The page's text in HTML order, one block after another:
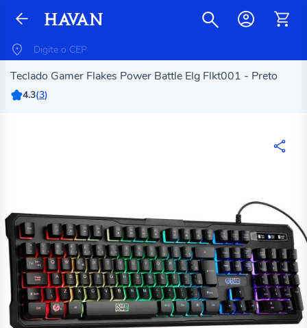
Teclado Gamer Flakes Power Battle Elg Flkt001 - Preto
4.3(3)